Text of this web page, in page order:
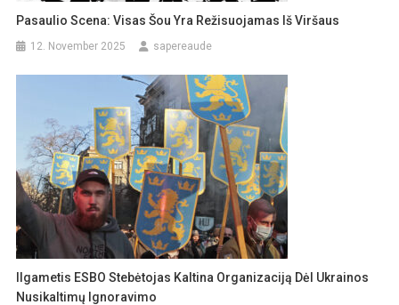
Pasaulio Scena: Visas Šou Yra Režisuojamas Iš Viršaus
12. November 2025 sapereaude
Ilgametis ESBO Stebėtojas Kaltina Organizaciją Dėl Ukrainos
Nusikaltimų Ignoravimo